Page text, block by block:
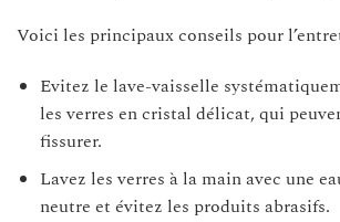
Voici les principaux conseils pour
Evitez le lave-vaisselle
les verres en cristal délicat, qui
fissurer.
Lavez les verres à la main avec une
neutre et évitez les produits abrasifs.